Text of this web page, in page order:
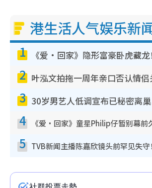
港生活人气娱乐新
1
2
3
4
5